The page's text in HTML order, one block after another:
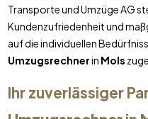
Transporte und Umzüge AG
Kundenzufriedenheit und
auf die individuellen
Umzugsrechnerin Mols
Ihr zuverlässiger